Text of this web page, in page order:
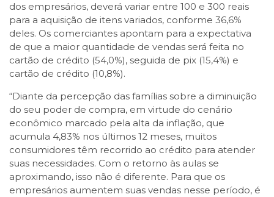
dos empresários, deverá variar entre 100 e 300 reais
para a aquisição de itens variados, conforme 36,6%
deles. Os comerciantes apontam para a expectativa
de que a maior quantidade de vendas será feita no
cartão de crédito (54,0%), seguida de pix (15,4%) e
cartão de crédito (10,8%).
“Diante da percepção das famílias sobre a diminuição
do seu poder de compra, em virtude do cenário
econômico marcado pela alta da inflação, que
acumula 4,83% nos últimos 12 meses, muitos
consumidores têm recorrido ao crédito para atender
suas necessidades. Com o retorno às aulas se
aproximando, isso não é diferente. Para que os
empresários aumentem suas vendas nesse período, é